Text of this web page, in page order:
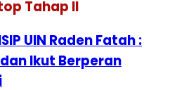
Tahap II
UIN Raden Fatah :
Ikut Berperan